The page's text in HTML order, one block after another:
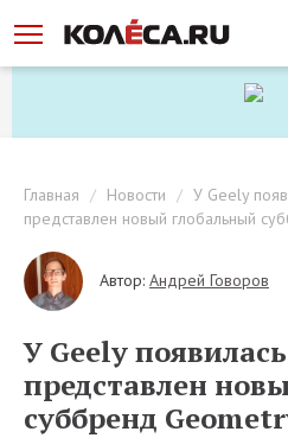
Главная Новости
У Geely
представлен новый глобальный
Автор: Андрей Говоров
У Geely
представлен
суббренд